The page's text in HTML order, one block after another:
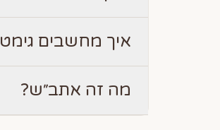
איך מחשבים
מה זה אתב״ש?